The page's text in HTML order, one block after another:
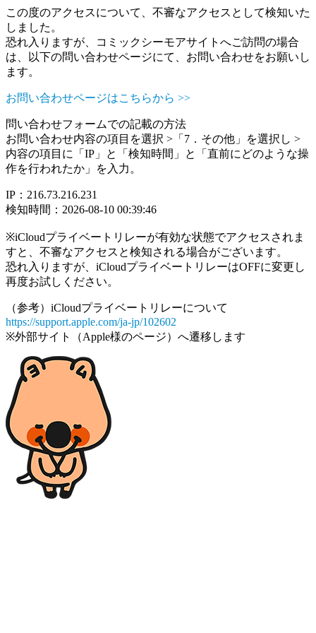
この度のアクセスについて、不審なアクセスとして検知いた
しました。
恐れ入りますが、コミックシーモアサイトへご訪問の場合
は、以下の問い合わせページにて、お問い合わせをお願いし
ます。
お問い合わせページはこちらから >>
問い合わせフォームでの記載の方法
お問い合わせ内容の項目を選択 >「7．その他」を選択し >
内容の項目に「IP」と「検知時間」と「直前にどのような操
作を行われたか」を入力。
IP：216.73.216.231
検知時間：2026-08-10 00:39:46
※iCloudプライベートリレーが有効な状態でアクセスされま
すと、不審なアクセスと検知される場合がございます。
恐れ入りますが、iCloudプライベートリレーはOFFに変更し
再度お試しください。
（参考）iCloudプライベートリレーについて
https://support.apple.com/ja-jp/102602
※外部サイト（Apple様のページ）へ遷移します